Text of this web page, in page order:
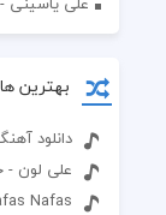
بهترین
دانلود آهنگ
علی لون -
Nafas